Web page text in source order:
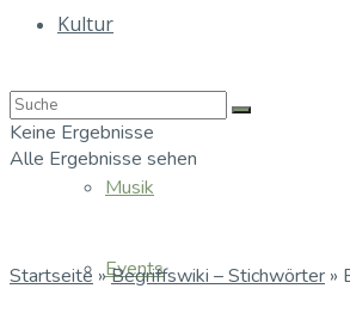
Kultur
Musik
Events
Keine Ergebnisse
Alle Ergebnisse sehen
Startseite »Begriffswiki – Stichwörter »